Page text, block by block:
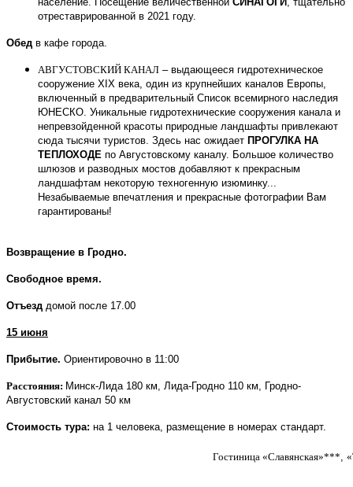
отреставрированной в 2021 году.
Обед в кафе города.
АВГУСТОВСКИЙ КАНАЛ – выдающееся гидротехническое
сооружение XIX века, один из крупнейших каналов Европы,
включенный в предварительный Список всемирного наследия
ЮНЕСКО. Уникальные гидротехнические сооружения канала и
непревзойденной красоты природные ландшафты привлекают
сюда тысячи туристов. Здесь нас ожидает ПРОГУЛКА НА
ТЕПЛОХОДЕ по Августовскому каналу. Большое количество
шлюзов и разводных мостов добавляют к прекрасным
ландшафтам некоторую техногенную изюминку...
Незабываемые впечатления и прекрасные фотографии Вам
гарантированы!
Возвращение в Гродно.
Свободное время.
Отъезд домой после 17.00
15 июня
Прибытие. Ориентировочно в 11:00
Расстояния: Минск-Лида 180 км, Лида-Гродно 110 км, Гродно-
Августовский канал 50 км
Стоимость тура: на 1 человека, размещение в номерах стандарт.
Гостиница «Славянская»***,